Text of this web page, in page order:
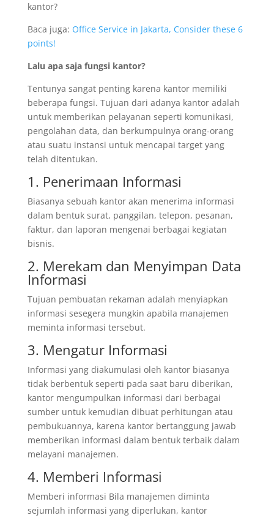
kantor?
Baca juga: Office Service in Jakarta, Consider these 6
points!
Lalu apa saja fungsi kantor?
Tentunya sangat penting karena kantor memiliki
beberapa fungsi. Tujuan dari adanya kantor adalah
untuk memberikan pelayanan seperti komunikasi,
pengolahan data, dan berkumpulnya orang-orang
atau suatu instansi untuk mencapai target yang
telah ditentukan.
1. Penerimaan Informasi
Biasanya sebuah kantor akan menerima informasi
dalam bentuk surat, panggilan, telepon, pesanan,
faktur, dan laporan mengenai berbagai kegiatan
bisnis.
2. Merekam dan Menyimpan Data
Informasi
Tujuan pembuatan rekaman adalah menyiapkan
informasi sesegera mungkin apabila manajemen
meminta informasi tersebut.
3. Mengatur Informasi
Informasi yang diakumulasi oleh kantor biasanya
tidak berbentuk seperti pada saat baru diberikan,
kantor mengumpulkan informasi dari berbagai
sumber untuk kemudian dibuat perhitungan atau
pembukuannya, karena kantor bertanggung jawab
memberikan informasi dalam bentuk terbaik dalam
melayani manajemen.
4. Memberi Informasi
Memberi informasi Bila manajemen diminta
sejumlah informasi yang diperlukan, kantor